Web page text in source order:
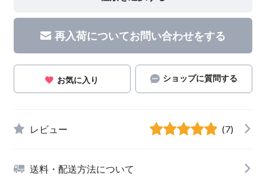
再入荷についてお問い合わせをする
お気に入り ショップに質問する
レビュー (7)
送料・配送方法について